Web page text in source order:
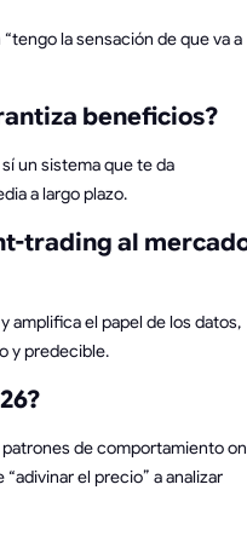
la sensación de que va a
beneficios?
un sistema que te da
a largo plazo.
trading al
amplifica el papel de los datos,
y predecible.
de comportamiento
el precio” a analizar